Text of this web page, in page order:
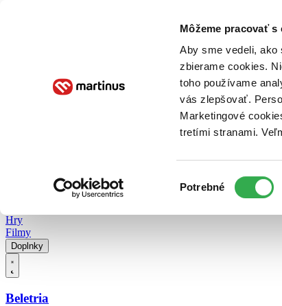
Môžeme pracovať
Aby sme vedeli, ako
zbierame cookies.
toho používame
vás zlepšovať.
Marketingové
tretími stranami.
súhlasu
Potrebné
Poukážky
Hry
Filmy
Doplnky
Beletria